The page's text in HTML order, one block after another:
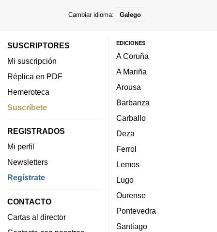
Cambiar idioma: Galego
SUSCRIPTORES
Mi suscripción
Réplica en PDF
Hemeroteca
Suscríbete
REGISTRADOS
Mi perfil
Newsletters
Regístrate
CONTACTO
Cartas al director
EDICIONES
A Coruña
A Mariña
Arousa
Barbanza
Carballo
Deza
Ferrol
Lemos
Lugo
Ourense
Pontevedra
Santiago